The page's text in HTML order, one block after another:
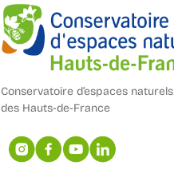
Conservatoire d’espaces naturels
des Hauts-de-France